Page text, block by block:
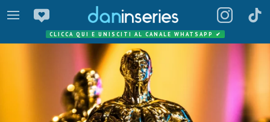
CLICCA QUI E UNISCITI AL CANALE WHATSAPP ✔